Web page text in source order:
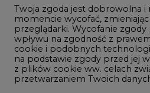
Atom
Fotowoltaika
Offshore wind
Twoja zgoda jest dobrowolna
momencie wycofać,
przeglądarki. Wycofanie
wpływu na zgodność z
cookie i podobnych
na podstawie zgody przed jej
z plików cookie ww. celach
przetwarzaniem Twoich